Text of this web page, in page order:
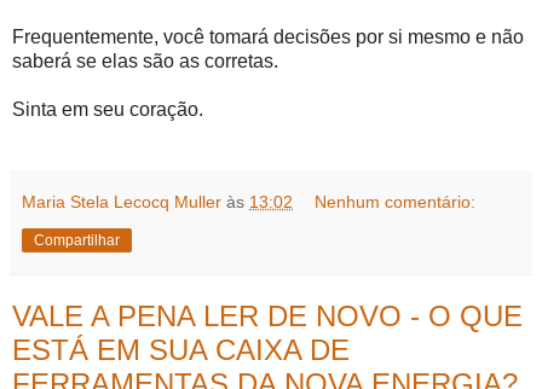
Frequentemente, você tomará decisões por si mesmo e não
saberá se elas são as corretas.
Sinta em seu coração.
Maria Stela Lecocq Muller às 13:02 Nenhum comentário:
Compartilhar
VALE A PENA LER DE NOVO - O QUE
ESTÁ EM SUA CAIXA DE